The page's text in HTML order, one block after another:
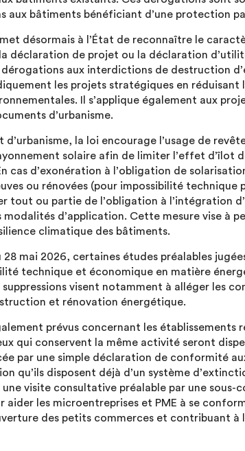
aux bâtiments bénéficiant d’une protection
désormais à l’État de reconnaître le
la déclaration de projet ou la déclaration
aux interdictions de destruction
les projets stratégiques en réduisant
Il s’applique également aux
d’urbanisme.
la loi encourage l’usage de
solaire afin de limiter l’effet d’îlot
cas d’exonération à l’obligation de
ou rénovées (pour impossibilité technique
tout ou partie de l’obligation à l’intégration
modalités d’application. Cette mesure vise à
climatique des bâtiments.
mai 2026, certaines études préalables
technique et économique en matière
visent notamment à alléger les
et rénovation énergétique.
prévus concernant les établissements
qui conservent la même activité seront
par une simple déclaration de conformité
qu’ils disposent déjà d’un système
une visite consultative préalable par une sous-
aider les microentreprises et PME à se
des petits commerces et contribuant à